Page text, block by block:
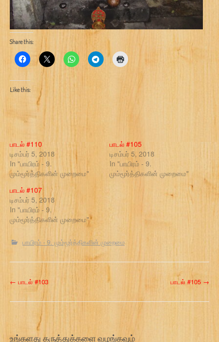
Share this:
Like this:
பாடல் #110
டிசம்பர் 5, 2018
In "பாயிரம் - 9.
மும்மூர்த்திகளின் முறைமை"
பாடல் #105
டிசம்பர் 5, 2018
In "பாயிரம் - 9.
மும்மூர்த்திகளின் முறைமை"
பாடல் #107
டிசம்பர் 5, 2018
In "பாயிரம் - 9.
மும்மூர்த்திகளின் முறைமை"
பாயிரம் - 9. மும்மூர்த்திகளின் முறைமை
P
o
t
← பாடல் #103 பாடல் #105 →
உங்களது கருத்துக்களை வழங்கவும்